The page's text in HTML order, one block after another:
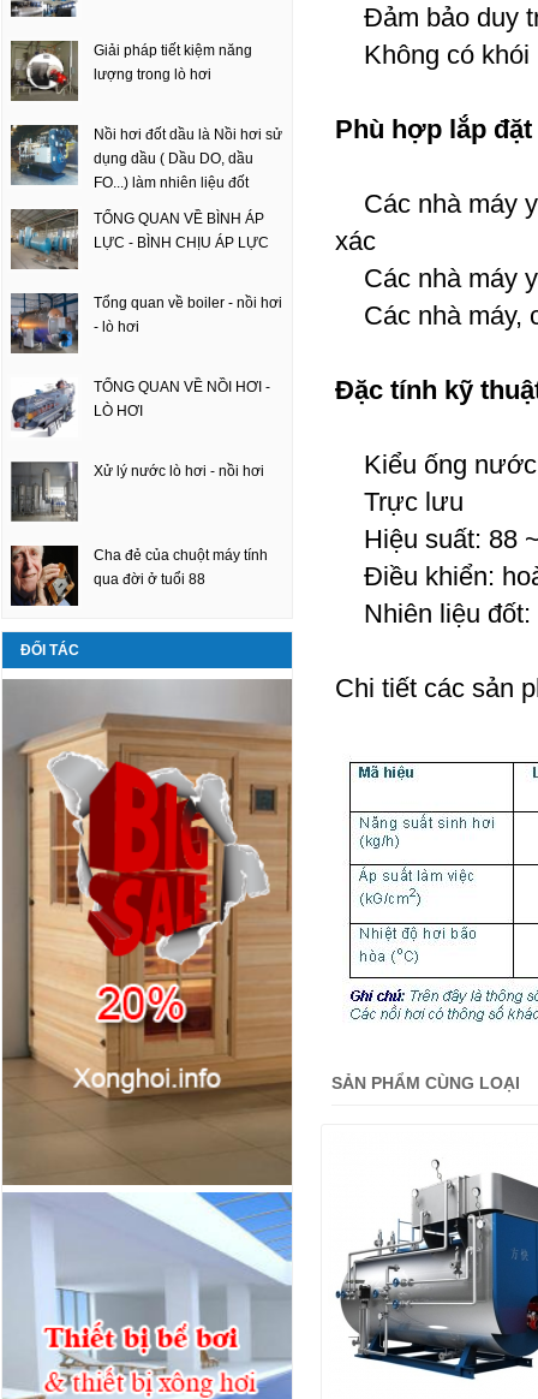
Giải pháp tiết kiệm năng
lượng trong lò hơi
Nồi hơi đốt dầu là Nồi hơi sử
dụng dầu ( Dầu DO, dầu
FO...) làm nhiên liệu đốt
TỔNG QUAN VỀ BÌNH ÁP
LỰC - BÌNH CHỊU ÁP LỰC
Tổng quan về boiler - nồi hơi
- lò hơi
TỔNG QUAN VỀ NỒI HƠI -
LÒ HƠI
Xử lý nước lò hơi - nồi hơi
Cha đẻ của chuột máy tính
qua đời ở tuổi 88
ĐỐI TÁC
Đảm bảo duy
Không có khói
Phù hợp lắp
Các nhà máy
xác
Các nhà máy
Các nhà máy,
Đặc tính kỹ
Kiểu ống
Trực lưu
Hiệu suất: 88
Điều khiển:
Nhiên liệu đốt:
Chi tiết các sản
SẢN PHẨM CÙNG LOẠI